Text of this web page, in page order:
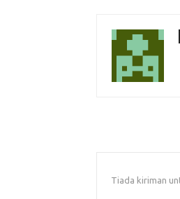
Tiada kiriman